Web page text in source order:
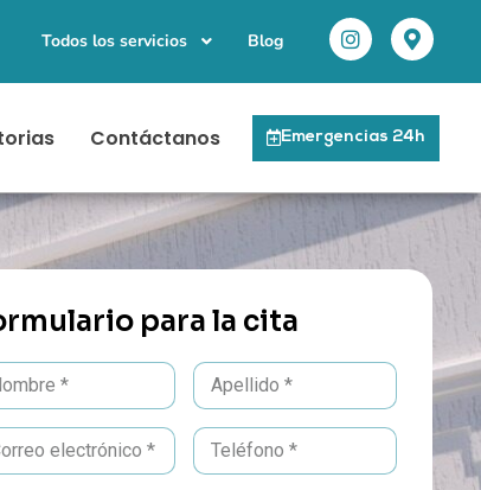
Todos los servicios Blog
Contáctanos Emergencias 24h
para la cita